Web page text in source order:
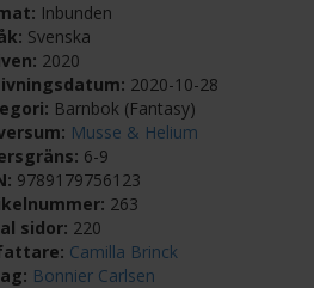
Inbunden
Svenska
2020
2020-10-28
Barnbok (Fantasy)
Musse & Helium
6-9
9789179756123
263
sidor: 220
Camilla Brinck
Bonnier Carlsen